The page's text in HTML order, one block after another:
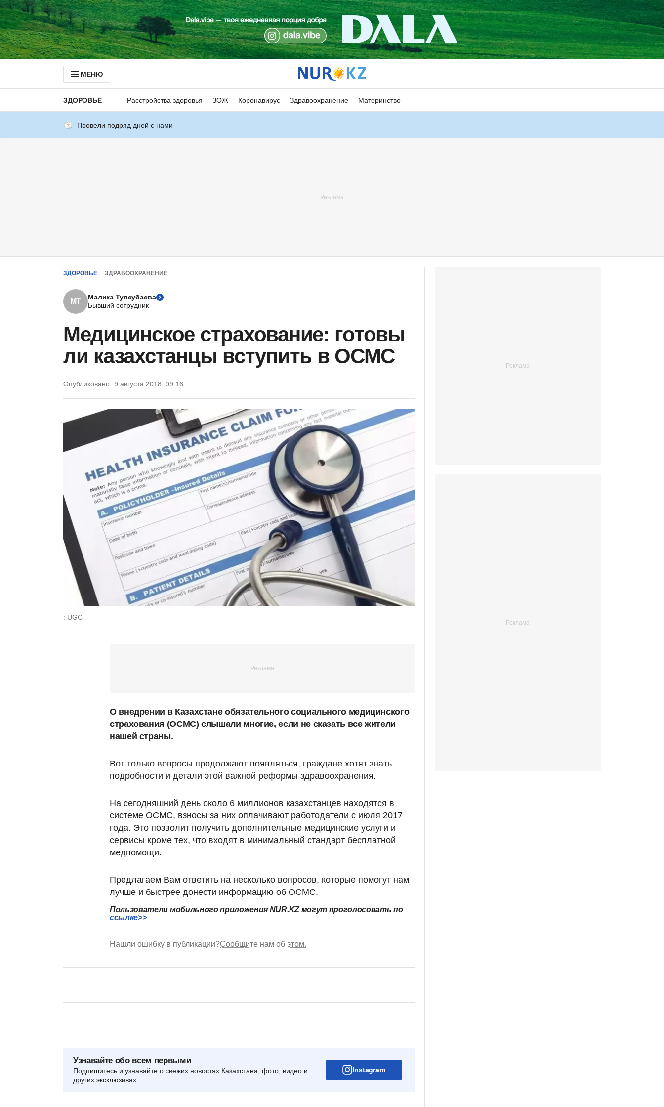
МЕНЮ
ЗДОРОВЬЕ Расстройства здоровья ЗОЖ Коронавирус Здравоохранение Материнство
Провели подряд дней с нами
ЗДОРОВЬЕ ЗДРАВООХРАНЕНИЕ
МТ
Малика Тулеубаева
Бывший сотрудник
Медицинское страхование: готовы
ли казахстанцы вступить в ОСМС
Опубликовано: 9 августа 2018, 09:16
: UGC
О внедрении в Казахстане обязательного социального медицинского
страхования (ОСМС) слышали многие, если не сказать все жители
нашей страны.
Вот только вопросы продолжают появляться, граждане хотят знать
подробности и детали этой важной реформы здравоохранения.
На сегодняшний день около 6 миллионов казахстанцев находятся в
системе ОСМС, взносы за них оплачивают работодатели с июля 2017
года. Это позволит получить дополнительные медицинские услуги и
сервисы кроме тех, что входят в минимальный стандарт бесплатной
медпомощи.
Предлагаем Вам ответить на несколько вопросов, которые помогут нам
лучше и быстрее донести информацию об ОСМС.
Пользователи мобильного приложения NUR.KZ могут проголосовать по
ссылке>>
Нашли ошибку в публикации?Сообщите нам об этом.
Узнавайте обо всем первыми
Подпишитесь и узнавайте о свежих новостях Казахстана, фото, видео и
других эксклюзивах
Instagram